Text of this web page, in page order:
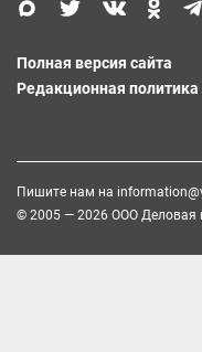
Полная версия сайта
Редакционная политика
Пишите нам на
© 2005 — 2026 ООО Деловая